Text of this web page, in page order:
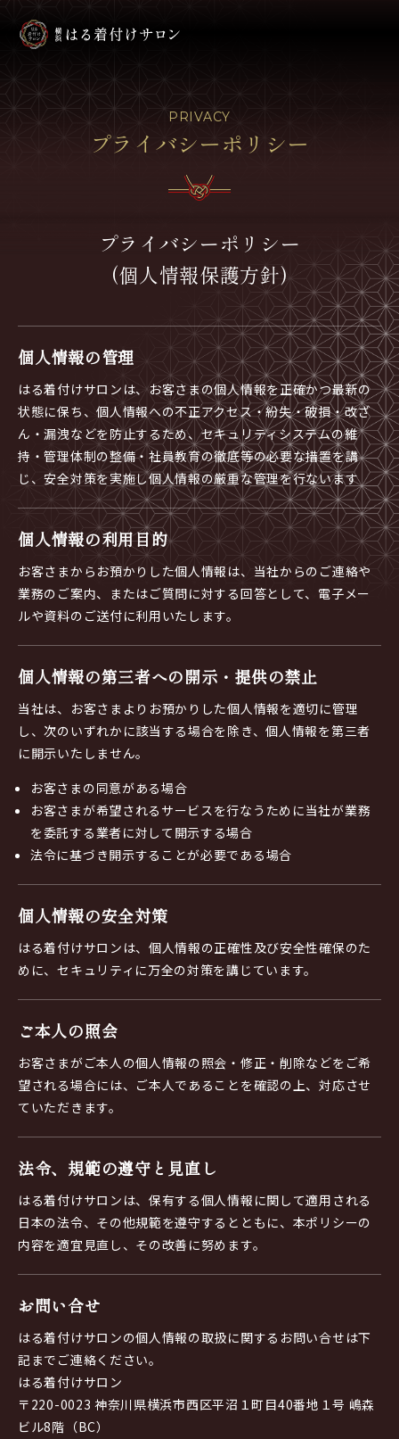
PRIVACY
プライバシーポリシー
プライバシーポリシー
(個人情報保護方針)
個人情報の管理
はる着付けサロンは、お客さまの個人情報を正確かつ最新の
状態に保ち、個人情報への不正アクセス・紛失・破損・改ざ
ん・漏洩などを防止するため、セキュリティシステムの維
持・管理体制の整備・社員教育の徹底等の必要な措置を講
じ、安全対策を実施し個人情報の厳重な管理を行ないます
個人情報の利用目的
お客さまからお預かりした個人情報は、当社からのご連絡や
業務のご案内、またはご質問に対する回答として、電子メー
ルや資料のご送付に利用いたします。
個人情報の第三者への開示・提供の禁止
当社は、お客さまよりお預かりした個人情報を適切に管理
し、次のいずれかに該当する場合を除き、個人情報を第三者
に開示いたしません。
お客さまの同意がある場合
お客さまが希望されるサービスを行なうために当社が業務
を委託する業者に対して開示する場合
法令に基づき開示することが必要である場合
個人情報の安全対策
はる着付けサロンは、個人情報の正確性及び安全性確保のた
めに、セキュリティに万全の対策を講じています。
ご本人の照会
お客さまがご本人の個人情報の照会・修正・削除などをご希
望される場合には、ご本人であることを確認の上、対応させ
ていただきます。
法令、規範の遵守と見直し
はる着付けサロンは、保有する個人情報に関して適用される
日本の法令、その他規範を遵守するとともに、本ポリシーの
内容を適宜見直し、その改善に努めます。
お問い合せ
はる着付けサロンの個人情報の取扱に関するお問い合せは下
記までご連絡ください。
はる着付けサロン
〒220-0023 神奈川県横浜市西区平沼１町目40番地１号 嶋森
ビル8階（BC）